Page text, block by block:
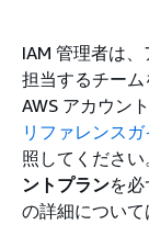
IAM 管理者は
担当するチー
AWS アカウン
リファレンス
照してくださ
ントプランを
の詳細について